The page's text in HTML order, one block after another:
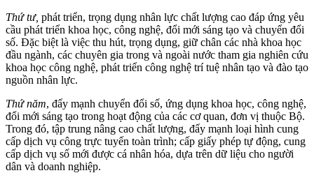
Thứ tư, phát triển, trọng dụng nhân lực chất lượng cao đáp ứng yêu
cầu phát triển khoa học, công nghệ, đổi mới sáng tạo và chuyển đổi
số. Đặc biệt là việc thu hút, trọng dụng, giữ chân các nhà khoa học
đầu ngành, các chuyên gia trong và ngoài nước tham gia nghiên cứu
khoa học công nghệ, phát triển công nghệ trí tuệ nhân tạo và đào tạo
nguồn nhân lực.
Thứ năm, đẩy mạnh chuyển đổi số, ứng dụng khoa học, công nghệ,
đổi mới sáng tạo trong hoạt động của các cơ quan, đơn vị thuộc Bộ.
Trong đó, tập trung nâng cao chất lượng, đẩy mạnh loại hình cung
cấp dịch vụ công trực tuyến toàn trình; cấp giấy phép tự động, cung
cấp dịch vụ số mới được cá nhân hóa, dựa trên dữ liệu cho người
dân và doanh nghiệp.